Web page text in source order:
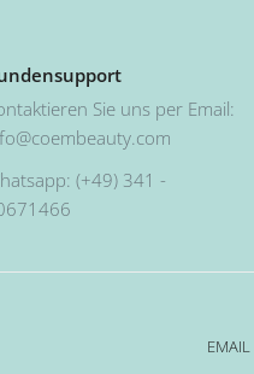
Sie uns per Email:
(+49) 341 -
EMAIL